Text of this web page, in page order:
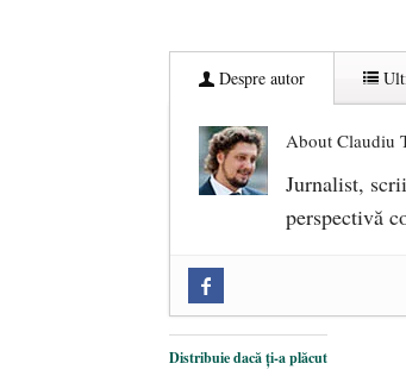
Despre autor
About Claudiu
Jurnalist,
perspectivă
reforme pentru a
Dragi prieteni din
Distribuie dacă ți-a plăcut